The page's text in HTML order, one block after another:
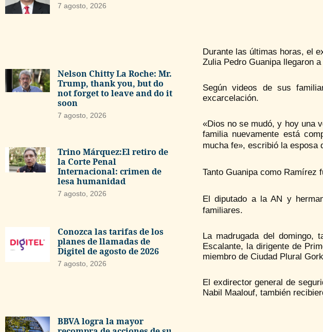
7 agosto, 2026
Nelson Chitty La Roche: Mr.
Trump, thank you, but do
not forget to leave and do it
soon
7 agosto, 2026
Trino Márquez:El retiro de
la Corte Penal
Internacional: crimen de
lesa humanidad
7 agosto, 2026
Conozca las tarifas de los
planes de llamadas de
Digitel de agosto de 2026
7 agosto, 2026
BBVA logra la mayor
Durante las últimas horas, el
Zulia Pedro Guanipa llegaron
Según videos de sus
excarcelación.
«Dios no se mudó, y hoy una
familia nuevamente está
mucha fe», escribió la esposa
Tanto Guanipa como Ramírez
El diputado a la AN y
familiares.
La madrugada del domingo,
Escalante, la dirigente de
miembro de Ciudad Plural
El exdirector general de
Nabil Maalouf, también